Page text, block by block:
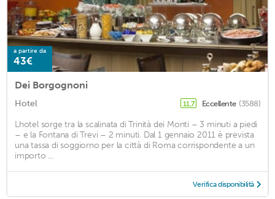
a partire da
43€
Dei Borgognoni
Hotel 11,7 Eccellente (3588)
Lhotel sorge tra la scalinata di Trinità dei Monti – 3 minuti a piedi
– e la Fontana di Trevi – 2 minuti. Dal 1 gennaio 2011 è prevista
una tassa di soggiorno per la città di Roma corrispondente a un
importo ...
Verifica disponibilità